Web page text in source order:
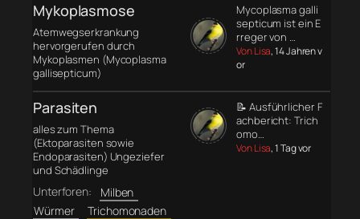
Mykoplasmose
Atemwegserkrankung
hervorgerufen durch
Mykoplasmen (Mycoplasma
gallisepticum)
Mycoplasma galli
septicum ist ein E
rreger von …
Von Lisa, 14 Jahren v
or
Parasiten
alles zum Thema
(Ektoparasiten sowie
Endoparasiten) Ungeziefer
und Schädlinge
Unterforen:
Milben
Würmer
Trichomonaden
📝 Ausführlicher F
achbericht: Trich
omo…
Von Lisa, 1 Tag vor